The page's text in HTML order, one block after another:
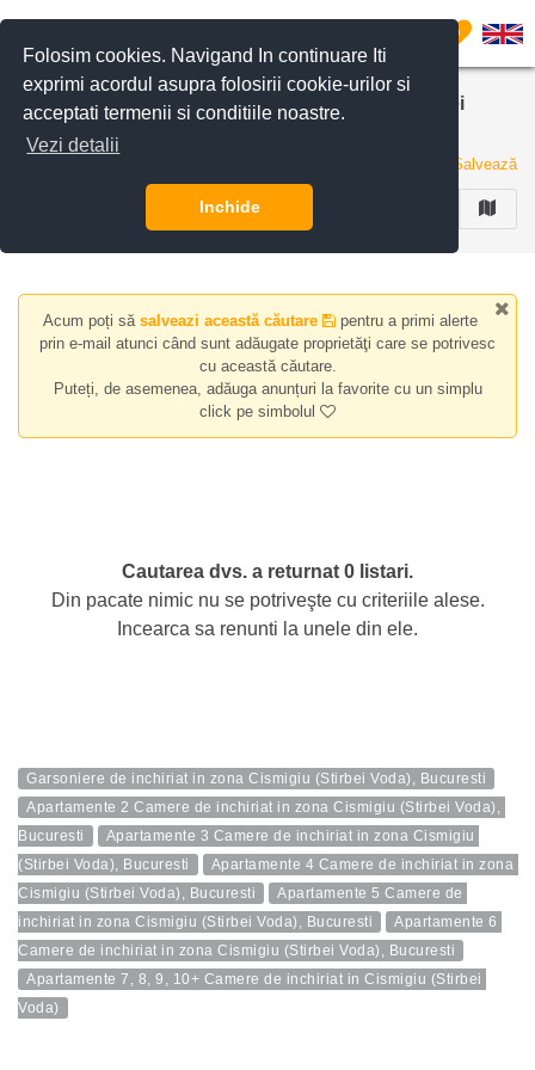
Folosim cookies. Navigand In continuare Iti
exprimi acordul asupra folosirii cookie-urilor si
acceptati termenii si conditiile noastre.
Vezi detalii
Inchide
0
Apartamente de inchiriat in zona Cismigiu (Stirbei
Salvează
Acum poți să salveazi această căutare
pentru a primi alerte
prin e-mail atunci când sunt adăugate proprietăţi care se potrivesc
cu această căutare.
Puteți, de asemenea, adăuga anunțuri la favorite cu un simplu
click pe simbolul
Cautarea dvs. a returnat 0 listari.
Din pacate nimic nu se potriveşte cu criteriile alese.
Incearca sa renunti la unele din ele.
Garsoniere de inchiriat in zona Cismigiu (Stirbei Voda), Bucuresti
Apartamente 2 Camere de inchiriat in zona Cismigiu (Stirbei Voda),
Bucuresti
Apartamente 3 Camere de inchiriat in zona Cismigiu
(Stirbei Voda), Bucuresti
Apartamente 4 Camere de inchiriat in zona
Cismigiu (Stirbei Voda), Bucuresti
Apartamente 5 Camere de
inchiriat in zona Cismigiu (Stirbei Voda), Bucuresti
Apartamente 6
Camere de inchiriat in zona Cismigiu (Stirbei Voda), Bucuresti
Apartamente 7, 8, 9, 10+ Camere de inchiriat in Cismigiu (Stirbei
Voda)